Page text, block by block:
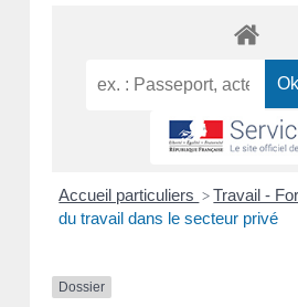
Accueil particuliers > Travail -
du travail dans le secteur privé
Dossier